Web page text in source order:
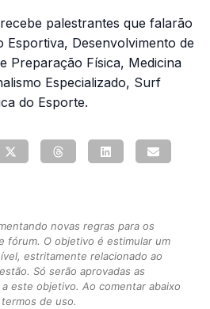
palestrantes que falarão
Esportiva, Desenvolvimento de
Preparação Física, Medicina
Especializado, Surf
do Esporte.
novas regras para os
fórum. O objetivo é estimular um
estritamente relacionado ao
Só serão aprovadas as
este objetivo. Ao comentar abaixo
de uso.